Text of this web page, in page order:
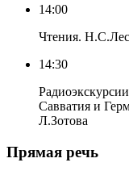
14:00
Чтения.
14:30
Савватия и
Л.Зотова
Прямая речь